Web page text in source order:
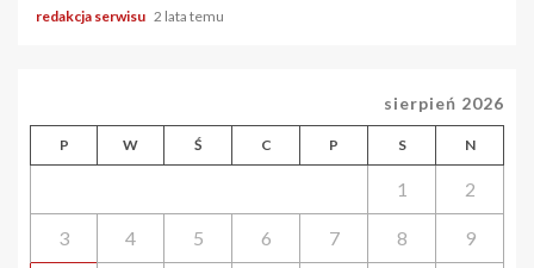
redakcja serwisu 2 lata temu
sierpień 2026
P W Ś C P S N
1 2
3 4 5 6 7 8 9